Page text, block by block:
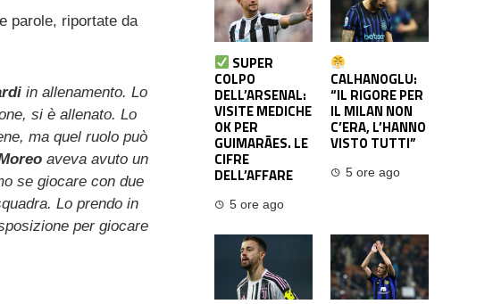
parole, riportate da
in allenamento. Lo
si è allenato. Lo
ma quel ruolo può
aveva avuto un
se giocare con due
Lo prendo in
per giocare
SUPER
COLPO
DELL’ARSENAL:
VISITE MEDICHE
OK PER
GUIMARÃES. LE
CIFRE
DELL’AFFARE
5 ore ago
CALHANOGLU:
“IL RIGORE PER
IL MILAN NON
C’ERA, L’HANNO
VISTO TUTTI”
5 ore ago